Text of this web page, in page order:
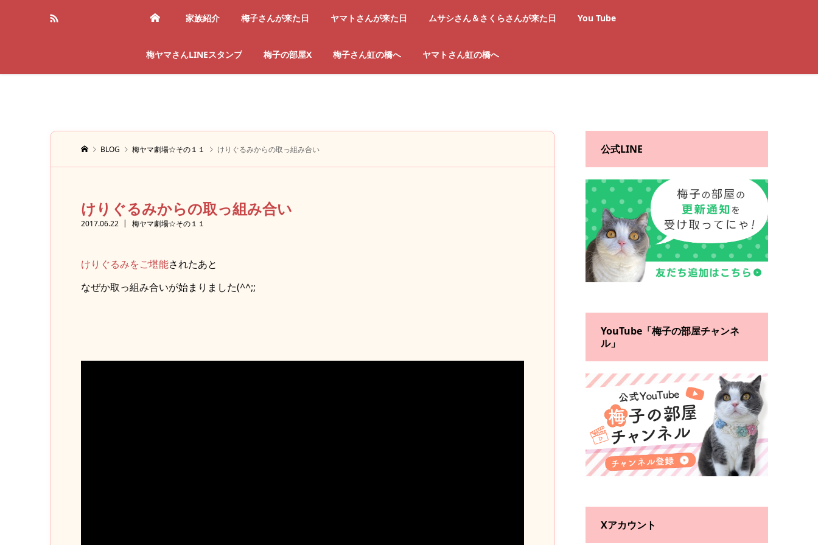
家族紹介 梅子さんが来た日 ヤマトさんが来た日 ムサシさん＆さくらさんが来た日 You Tube
梅ヤマさんLINEスタンプ 梅子の部屋X 梅子さん虹の橋へ ヤマトさん虹の橋へ
BLOG 梅ヤマ劇場☆その１１ けりぐるみからの取っ組み合い
けりぐるみからの取っ組み合い
2017.06.22 梅ヤマ劇場☆その１１
けりぐるみをご堪能されたあと
なぜか取っ組み合いが始まりました(^^;;
公式LINE
YouTube「梅子の部屋チャンネ
ル」
Xアカウント